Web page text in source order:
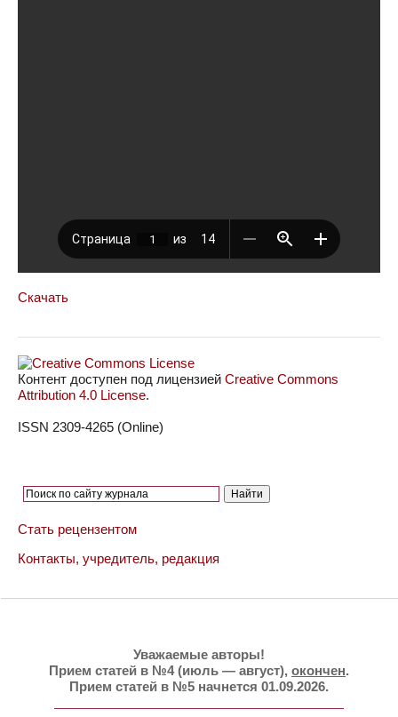
Скачать
Контент доступен под лицензией Creative Commons
Attribution 4.0 License.
ISSN 2309-4265 (Online)
Стать рецензентом
Контакты, учредитель, редакция
Уважаемые авторы!
Прием статей в №4 (июль — август), окончен.
Прием статей в №5 начнется 01.09.2026.